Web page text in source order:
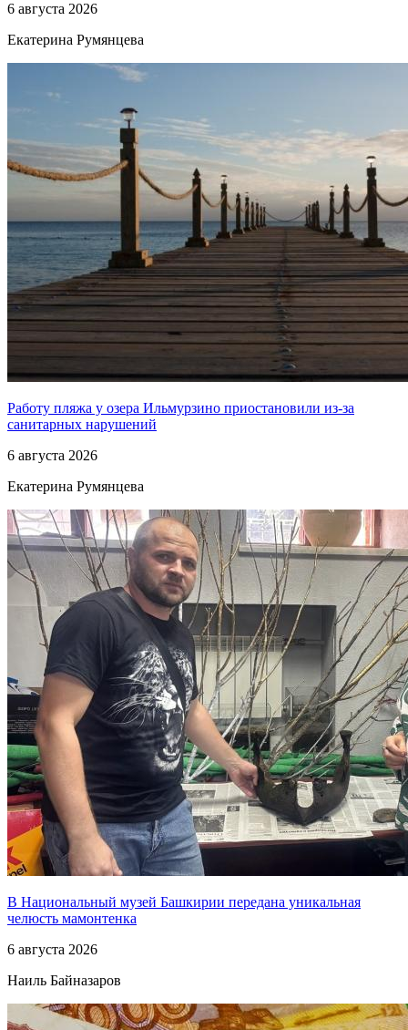
6 августа 2026
Екатерина Румянцева
Работу пляжа у озера Ильмурзино приостановили из-за
санитарных нарушений
6 августа 2026
Екатерина Румянцева
В Национальный музей Башкирии передана уникальная
челюсть мамонтенка
6 августа 2026
Наиль Байназаров